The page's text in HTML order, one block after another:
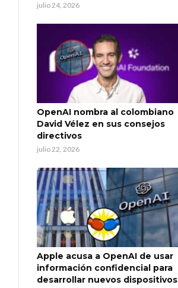
julio 24, 2026
OpenAI nombra al colombiano
David Vélez en sus consejos
directivos
julio 22, 2026
Apple acusa a OpenAI de usar
información confidencial para
desarrollar nuevos dispositivos